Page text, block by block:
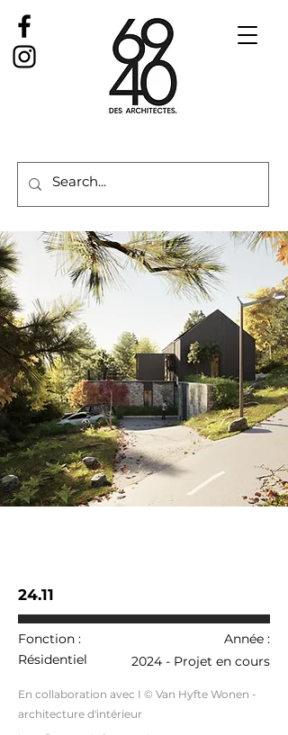
24.11
Fonction :
Année :
Résidentiel
2024 - Projet en cours
En collaboration avec I © Van Hyfte Wonen -
architecture d'intérieur